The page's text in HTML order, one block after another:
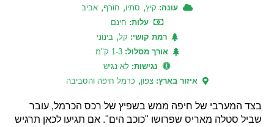
עונה: קיץ, סתיו, חורף, אביב
עלות: חינם
רמת קושי: קל, בינוני
אורך מסלול:1-3 ק"מ
נגישות: לא נגיש
איזור בארץ:צפון, כרמל חיפה והסביבה
בצד המערבי של חיפה ממש בשפיץ של רכס הכרמל, עובר
שביל סטלה מאריס שפרושו "כוכב הים". אם תגיעו לכאן תרגיש